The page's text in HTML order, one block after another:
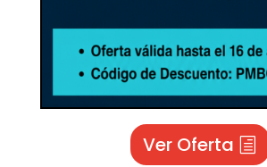
Ver Oferta